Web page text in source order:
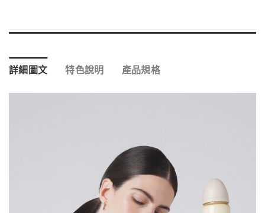
詳細圖文 特色說明 產品規格